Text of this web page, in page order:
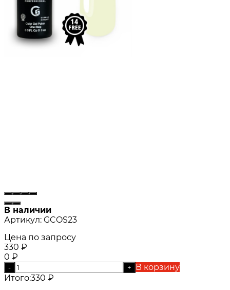
В наличии
Артикул: GCOS23
Цена по запросу
330 ₽
0 ₽
- +
В корзину
Итого:330 ₽